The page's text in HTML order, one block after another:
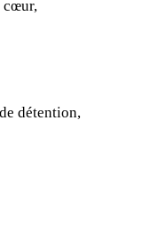
cœur,
détention,